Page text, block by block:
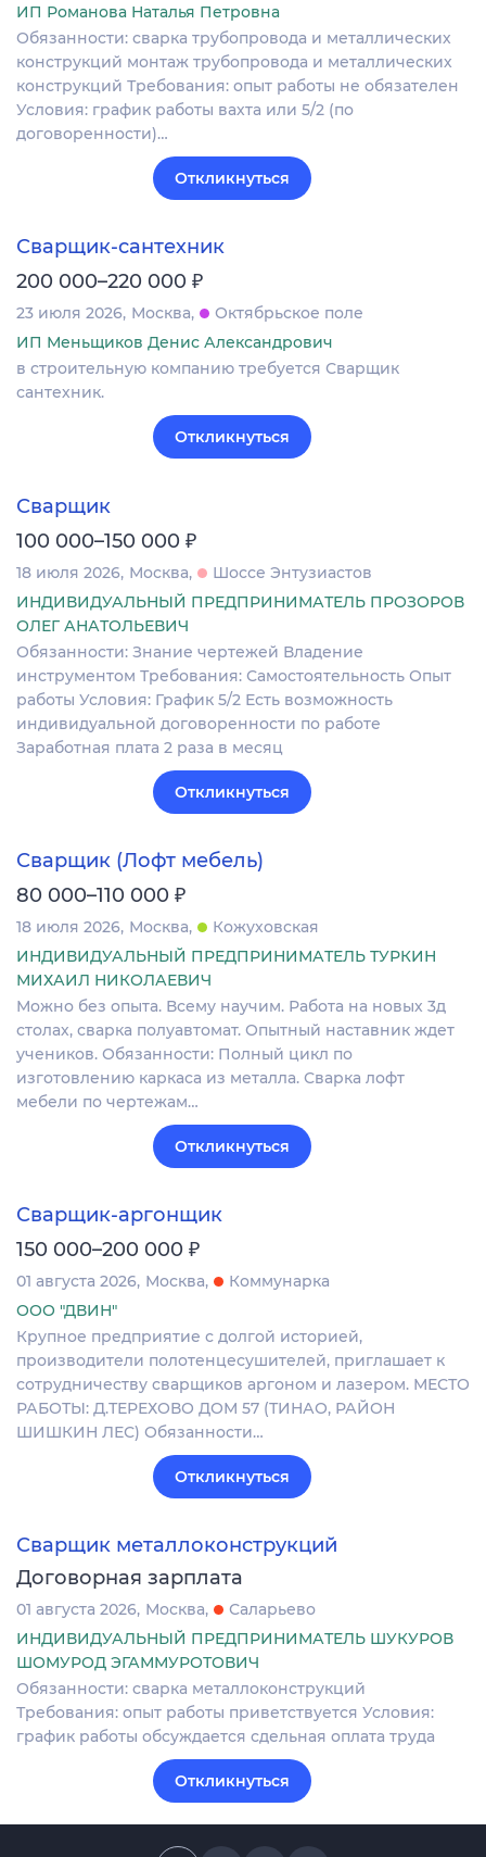
ИП Романова Наталья Петровна
Обязанности: сварка трубопровода и металлических
конструкций монтаж трубопровода и металлических
конструкций Требования: опыт работы не обязателен
Условия: график работы вахта или 5/2 (по
договоренности)…
Откликнуться
Сварщик-сантехник
200 000–220 000 ₽
23 июля 2026 Москва
Октябрьское поле
ИП Меньщиков Денис Александрович
в строительную компанию требуется Сварщик
сантехник.
Откликнуться
Сварщик
100 000–150 000 ₽
18 июля 2026 Москва
Шоссе Энтузиастов
ИНДИВИДУАЛЬНЫЙ ПРЕДПРИНИМАТЕЛЬ ПРОЗОРОВ
ОЛЕГ АНАТОЛЬЕВИЧ
Обязанности: Знание чертежей Владение
инструментом Требования: Самостоятельность Опыт
работы Условия: График 5/2 Есть возможность
индивидуальной договоренности по работе
Заработная плата 2 раза в месяц
Откликнуться
Сварщик (Лофт мебель)
80 000–110 000 ₽
18 июля 2026 Москва
Кожуховская
ИНДИВИДУАЛЬНЫЙ ПРЕДПРИНИМАТЕЛЬ ТУРКИН
МИХАИЛ НИКОЛАЕВИЧ
Можно без опыта. Всему научим. Работа на новых 3д
столах, сварка полуавтомат. Опытный наставник ждет
учеников. Обязанности: Полный цикл по
изготовлению каркаса из металла. Сварка лофт
мебели по чертежам…
Откликнуться
Сварщик-аргонщик
150 000–200 000 ₽
01 августа 2026 Москва
Коммунарка
ООО "ДВИН"
Крупное предприятие с долгой историей,
производители полотенцесушителей, приглашает к
сотрудничеству сварщиков аргоном и лазером. МЕСТО
РАБОТЫ: Д.ТЕРЕХОВО ДОМ 57 (ТИНАО, РАЙОН
ШИШКИН ЛЕС) Обязанности…
Откликнуться
Сварщик металлоконструкций
Договорная зарплата
01 августа 2026 Москва
Саларьево
ИНДИВИДУАЛЬНЫЙ ПРЕДПРИНИМАТЕЛЬ ШУКУРОВ
ШОМУРОД ЭГАММУРОТОВИЧ
Обязанности: сварка металлоконструкций
Требования: опыт работы приветствуется Условия:
график работы обсуждается сдельная оплата труда
Откликнуться